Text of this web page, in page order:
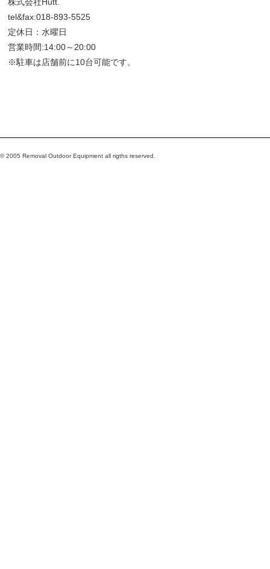
株式会社Hutt.
tel&fax:018-893-5525
定休日：水曜日
営業時間:14:00～20:00
※駐車は店舗前に10台可能です。
© 2005 Removal Outdoor Equipment all rigths reserved.